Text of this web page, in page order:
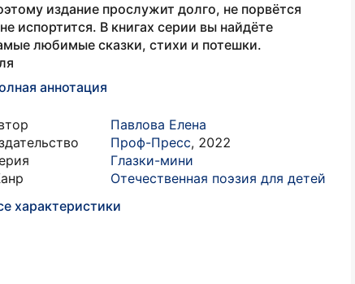
издание прослужит долго, не порвётся
испортится. В книгах серии вы найдёте
любимые сказки, стихи и потешки.
аннотация
Павлова Елена
Проф-Пресс, 2022
Глазки-мини
Отечественная поэзия для детей
характеристики